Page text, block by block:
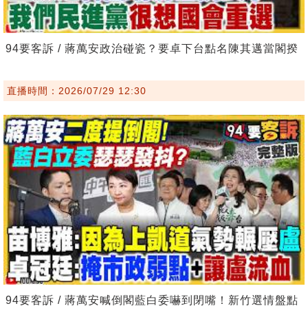
94要客訴 / 蔣萬安政治碰瓷？要卓下台點名陳其邁當閣揆
直播時間：2026/07/29 12:30
94要客訴 / 蔣萬安喊倒閣藍白委嚇到閉嘴！新竹選情盤點